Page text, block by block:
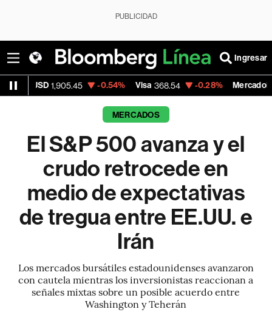
PUBLICIDAD
Ingresar
-0.54% Visa 368.54 -0.28% MercadoLibre 1,924.95
MERCADOS
El S&P 500 avanza y el
crudo retrocede en
medio de expectativas
de tregua entre EE.UU. e
Irán
Los mercados bursátiles estadounidenses avanzaron
con cautela mientras los inversionistas reaccionan a
señales mixtas sobre un posible acuerdo entre
Washington y Teherán